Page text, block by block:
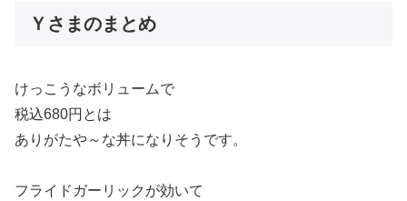
Ｙさまのまとめ
けっこうなボリュームで
税込680円とは
ありがたや～な丼になりそうです。
フライドガーリックが効いて